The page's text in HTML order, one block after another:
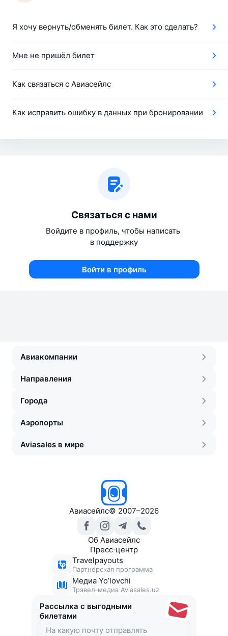
Я хочу вернуть/обменять билет. Как это сделать?
Мне не пришёл билет
Как связаться с Авиасейлс
Как исправить ошибку в данных при бронировании
Связаться с нами
Войдите в профиль, чтобы написать
в поддержку
Войти в профиль
Авиакомпании
Направления
Города
Аэропорты
Aviasales в мире
Авиасейлс© 2007–2026
Об Авиасейлс
Пресс‑центр
Travelpayouts
Партнёрская программа
Медиа Yo’lovchi
Трэвел‑медиа Aviasales.uz
Рассылка с выгодными
билетами